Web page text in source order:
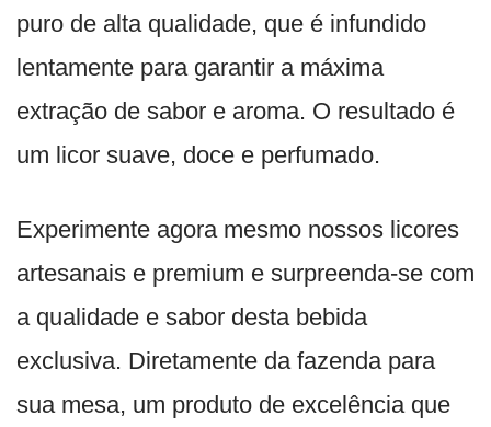
puro de alta qualidade, que é infundido
lentamente para garantir a máxima
extração de sabor e aroma. O resultado é
um licor suave, doce e perfumado.
Experimente agora mesmo nossos licores
artesanais e premium e surpreenda-se com
a qualidade e sabor desta bebida
exclusiva. Diretamente da fazenda para
sua mesa, um produto de excelência que